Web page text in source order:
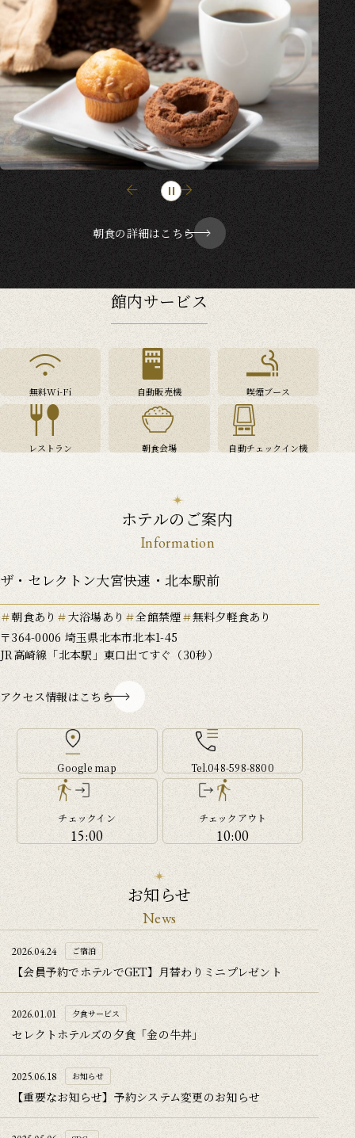
朝食の詳細はこちら
館内サービス
無料Wi-Fi 自動販売機 喫煙ブース
レストラン 朝食会場 自動チェックイン機
ホテルのご案内
Information
ザ・セレクトン大宮快速・北本駅前
朝食あり 大浴場あり 全館禁煙
無料夕軽食あり
〒364-0006 埼玉県北本市北本1-45
JR高崎線「北本駅」東口出てすぐ（30秒）
アクセス情報はこちら
Google map Tel.048-598-8800
チェックイン
15:00
チェックアウト
10:00
お知らせ
News
2026.04.24 ご宿泊
【会員予約でホテルでGET】月替わりミニプレゼント
2026.01.01 夕食サービス
セレクトホテルズの夕食「金の牛丼」
2025.06.18 お知らせ
【重要なお知らせ】予約システム変更のお知らせ